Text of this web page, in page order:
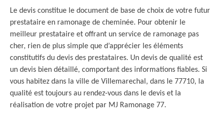
Le devis constitue le document de base de choix de votre futur
prestataire en ramonage de cheminée. Pour obtenir le
meilleur prestataire et offrant un service de ramonage pas
cher, rien de plus simple que d’apprécier les éléments
constitutifs du devis des prestataires. Un devis de qualité est
un devis bien détaillé, comportant des informations fiables. Si
vous habitez dans la ville de Villemarechal, dans le 77710, la
qualité est toujours au rendez-vous dans le devis et la
réalisation de votre projet par MJ Ramonage 77.